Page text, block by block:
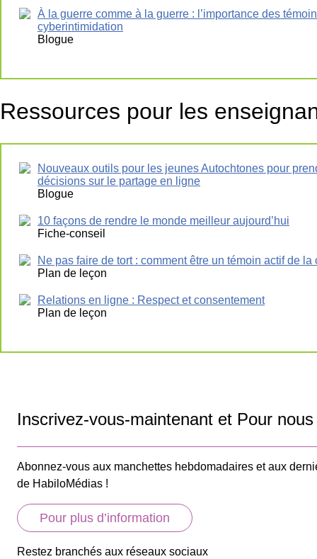
À la guerre comme à la guerre : l’importance des
cyberintimidation
Blogue
Ressources pour les
Nouveaux outils pour les jeunes Autochtones pour
décisions sur le partage en ligne
Blogue
10 façons de rendre le monde meilleur aujourd’hui
Fiche-conseil
Ne pas faire de tort : comment être un témoin actif de
Plan de leçon
Relations en ligne : Respect et consentement
Plan de leçon
Inscrivez-vous-maintenant et Pour
Abonnez-vous aux manchettes hebdomadaires et aux
de HabiloMédias !
Pour plus d’information
Restez branchés aux réseaux sociaux